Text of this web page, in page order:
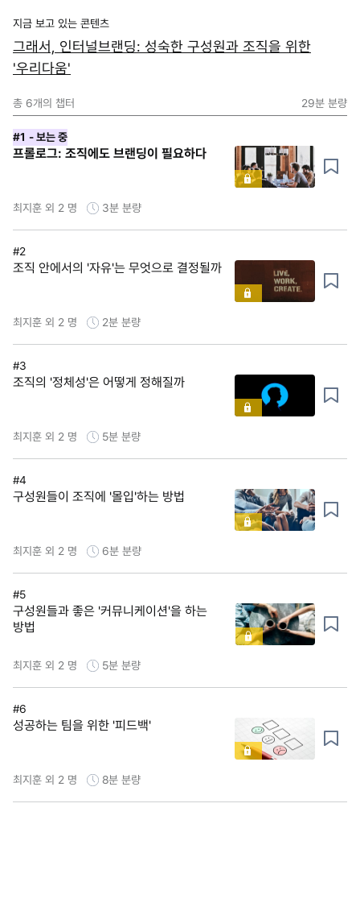
지금 보고 있는 콘텐츠
그래서, 인터널브랜딩: 성숙한 구성원과 조직을 위한
'우리다움'
총 6개의 챕터 29분 분량
#1 - 보는 중
프롤로그: 조직에도 브랜딩이 필요하다
최지훈 외 2 명 3분 분량
#2
조직 안에서의 '자유'는 무엇으로 결정될까
최지훈 외 2 명 2분 분량
#3
조직의 '정체성'은 어떻게 정해질까
최지훈 외 2 명 5분 분량
#4
구성원들이 조직에 '몰입'하는 방법
최지훈 외 2 명 6분 분량
#5
구성원들과 좋은 '커뮤니케이션'을 하는
방법
최지훈 외 2 명 5분 분량
#6
성공하는 팀을 위한 '피드백'
최지훈 외 2 명 8분 분량